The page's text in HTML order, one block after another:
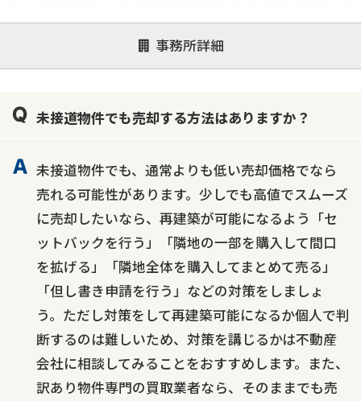
事務所詳細
士業連携有り
未接道物件でも売却する方法はありますか？
未接道物件でも、通常よりも低い売却価格でなら
売れる可能性があります。少しでも高値でスムーズ
に売却したいなら、再建築が可能になるよう「セ
ットバックを行う」「隣地の一部を購入して間口
を拡げる」「隣地全体を購入してまとめて売る」
「但し書き申請を行う」などの対策をしましょ
う。ただし対策をして再建築可能になるか個人で判
断するのは難しいため、対策を講じるかは不動産
会社に相談してみることをおすすめします。また、
訳あり物件専門の買取業者なら、そのままでも売